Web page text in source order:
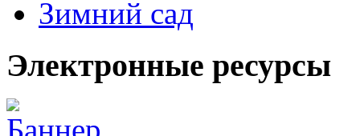
Зимний сад
Электронные ресурсы